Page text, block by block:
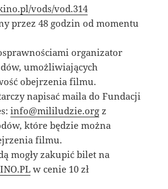
vods/vod.314
przez 48 godzin od momentu
organizator
umożliwiających
obejrzenia filmu.
napisać maila do Fundacji
info@mililudzie.org z
które będzie można
filmu.
mogły zakupić bilet na
w cenie 10 zł